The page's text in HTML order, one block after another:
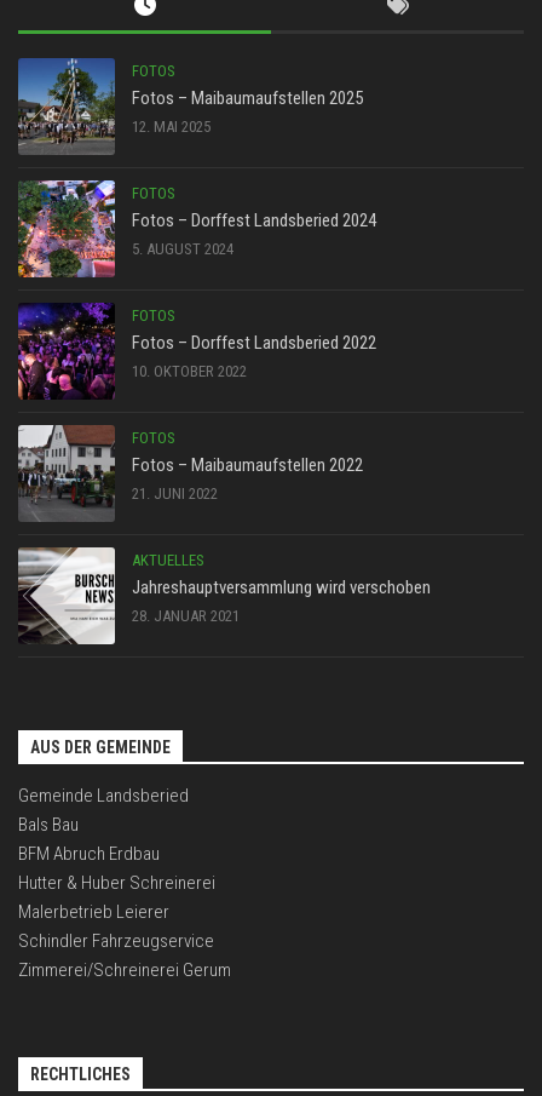
FOTOS
Fotos – Maibaumaufstellen 2025
12. MAI 2025
FOTOS
Fotos – Dorffest Landsberied 2024
5. AUGUST 2024
FOTOS
Fotos – Dorffest Landsberied 2022
10. OKTOBER 2022
FOTOS
Fotos – Maibaumaufstellen 2022
21. JUNI 2022
AKTUELLES
Jahreshauptversammlung wird verschoben
28. JANUAR 2021
AUS DER GEMEINDE
Gemeinde Landsberied
Bals Bau
BFM Abruch Erdbau
Hutter & Huber Schreinerei
Malerbetrieb Leierer
Schindler Fahrzeugservice
Zimmerei/Schreinerei Gerum
RECHTLICHES